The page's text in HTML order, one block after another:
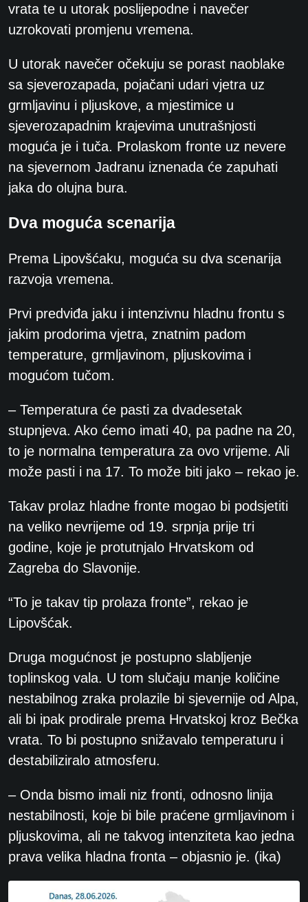
vrata te u utorak poslijepodne i navečer
uzrokovati promjenu vremena.
U utorak navečer očekuju se porast naoblake
sa sjeverozapada, pojačani udari vjetra uz
grmljavinu i pljuskove, a mjestimice u
sjeverozapadnim krajevima unutrašnjosti
moguća je i tuča. Prolaskom fronte uz nevere
na sjevernom Jadranu iznenada će zapuhati
jaka do olujna bura.
Dva moguća scenarija
Prema Lipovšćaku, moguća su dva scenarija
razvoja vremena.
Prvi predviđa jaku i intenzivnu hladnu frontu s
jakim prodorima vjetra, znatnim padom
temperature, grmljavinom, pljuskovima i
mogućom tučom.
– Temperatura će pasti za dvadesetak
stupnjeva. Ako ćemo imati 40, pa padne na 20,
to je normalna temperatura za ovo vrijeme. Ali
može pasti i na 17. To može biti jako – rekao je.
Takav prolaz hladne fronte mogao bi podsjetiti
na veliko nevrijeme od 19. srpnja prije tri
godine, koje je protutnjalo Hrvatskom od
Zagreba do Slavonije.
“To je takav tip prolaza fronte”, rekao je
Lipovšćak.
Druga mogućnost je postupno slabljenje
toplinskog vala. U tom slučaju manje količine
nestabilnog zraka prolazile bi sjevernije od Alpa,
ali bi ipak prodirale prema Hrvatskoj kroz Bečka
vrata. To bi postupno snižavalo temperaturu i
destabiliziralo atmosferu.
– Onda bismo imali niz fronti, odnosno linija
nestabilnosti, koje bi bile praćene grmljavinom i
pljuskovima, ali ne takvog intenziteta kao jedna
prava velika hladna fronta – objasnio je. (ika)